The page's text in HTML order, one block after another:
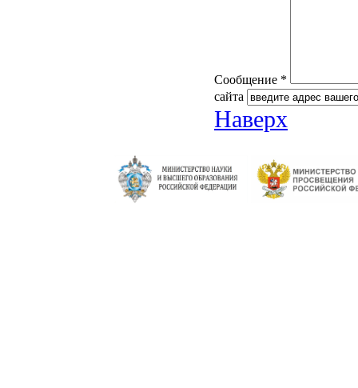
Сообщение *
сайта
Наверх